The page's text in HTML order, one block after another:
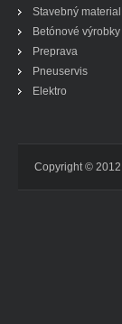
Stavebný material
Betónové výrobky
Preprava
Pneuservis
Elektro
Copyright © 2012